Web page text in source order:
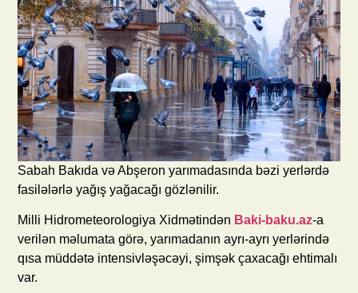
Sabah Bakıda və Abşeron yarımadasında bəzi yerlərdə
fasilələrlə yağış yağacağı gözlənilir.
Milli Hidrometeorologiya Xidmətindən Baki-baku.az-a
verilən məlumata görə, yarımadanın ayrı-ayrı yerlərində
qısa müddətə intensivləşəcəyi, şimşək çaxacağı ehtimalı
var.